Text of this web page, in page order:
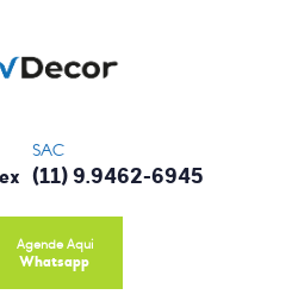
SAC
(11) 9.9462-6945
Agende Aqui
Whatsapp